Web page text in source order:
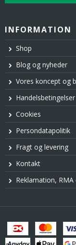
INFORMATION
Shop
Blog og nyheder
Vores koncept og
Handelsbetingelser
Cookies
Persondatapolitik
Fragt og levering
Kontakt
Reklamation,